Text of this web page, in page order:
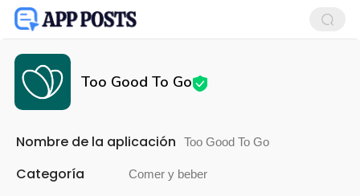
Too Good To Go
Nombre de la aplicación Too Good To Go
Categoría Comer y beber